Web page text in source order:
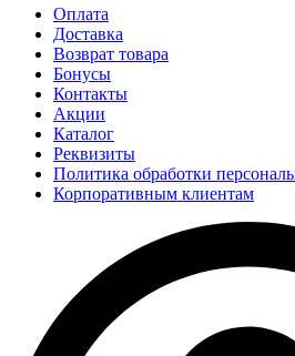
Оплата
Доставка
Возврат товара
Бонусы
Контакты
Акции
Каталог
Реквизиты
Политика обработки
Корпоративным клиентам